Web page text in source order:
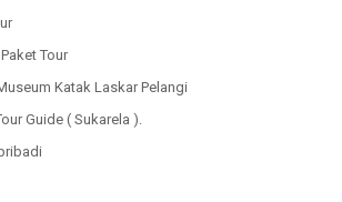
Tour
Katak Laskar Pelangi
Guide ( Sukarela ).